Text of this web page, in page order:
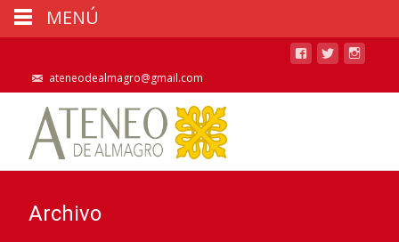
ateneodealmagro@gmail.com
Archivo
MENÚ